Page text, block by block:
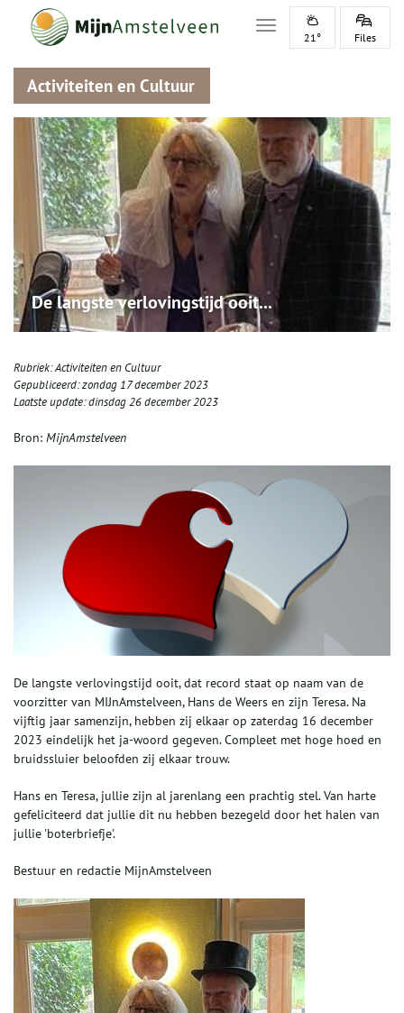
Toggle navigation
21° Files
Activiteiten en Cultuur
De langste verlovingstijd ooit...
Rubriek:Activiteiten en Cultuur
Gepubliceerd:zondag 17 december 2023
Laatste update:dinsdag 26 december 2023
Bron: MijnAmstelveen
De langste verlovingstijd ooit, dat record staat op naam van de
voorzitter van MIJnAmstelveen, Hans de Weers en zijn Teresa. Na
vijftig jaar samenzijn, hebben zij elkaar op zaterdag 16 december
2023 eindelijk het ja-woord gegeven. Compleet met hoge hoed en
bruidssluier beloofden zij elkaar trouw.
Hans en Teresa, jullie zijn al jarenlang een prachtig stel. Van harte
gefeliciteerd dat jullie dit nu hebben bezegeld door het halen van
jullie 'boterbriefje'.
Bestuur en redactie MijnAmstelveen